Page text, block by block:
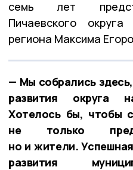
семь лет
Пичаевского
региона Максима
— Мы собрались
развития округа
Хотелось бы, чтобы
не только
но и жители.
развития